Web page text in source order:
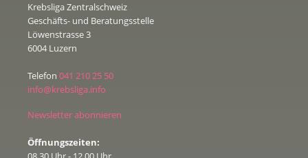
Krebsliga Zentralschweiz
Geschäfts- und Beratungsstelle
Löwenstrasse 3
6004 Luzern
Telefon 041 210 25 50
info@krebsliga.info
Newsletter abonnieren
Öffnungszeiten: